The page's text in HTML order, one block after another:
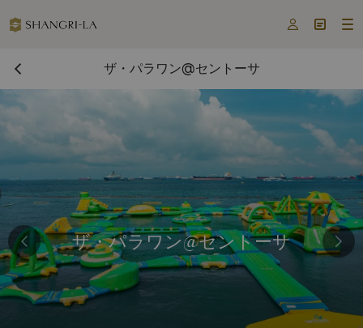
  
ザ・パラワン@セントーサ
ザ・パラワン@セントーサ